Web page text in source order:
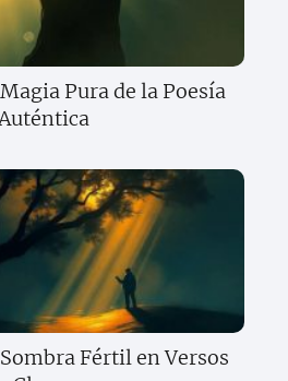
Pura de la Poesía
Fértil en Versos